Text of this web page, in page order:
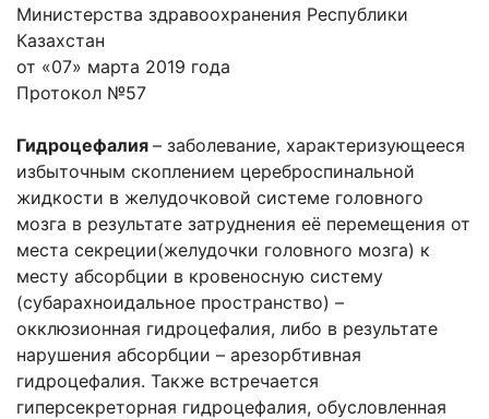
Министерства здравоохранения Республики
Казахстан
от «07» марта 2019 года
Протокол №57
Гидроцефалия – заболевание, характеризующееся
избыточным скоплением цереброспинальной
жидкости в желудочковой системе головного
мозга в результате затруднения её перемещения от
места секреции(желудочки головного мозга) к
месту абсорбции в кровеносную систему
(субарахноидальное пространство) –
окклюзионная гидроцефалия, либо в результате
нарушения абсорбции – арезорбтивная
гидроцефалия. Также встречается
гиперсекреторная гидроцефалия, обусловленная